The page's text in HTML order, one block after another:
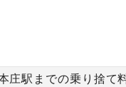
庄駅までの乗り捨て